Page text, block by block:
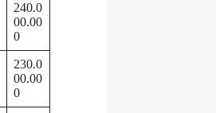
240.0
00.00
0
230.0
00.00
0